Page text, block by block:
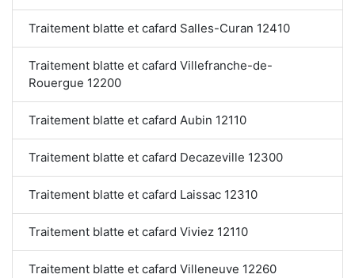
Traitement blatte et cafard Salles-Curan 12410
Traitement blatte et cafard Villefranche-de-
Rouergue 12200
Traitement blatte et cafard Aubin 12110
Traitement blatte et cafard Decazeville 12300
Traitement blatte et cafard Laissac 12310
Traitement blatte et cafard Viviez 12110
Traitement blatte et cafard Villeneuve 12260